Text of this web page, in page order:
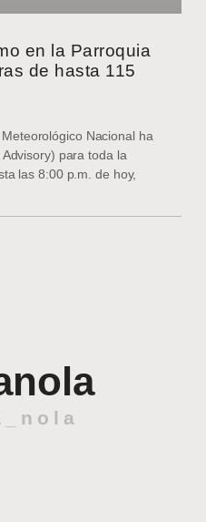
en la Parroquia
de hasta 115
Nacional ha
para toda la
las 8:00 p.m. de hoy,